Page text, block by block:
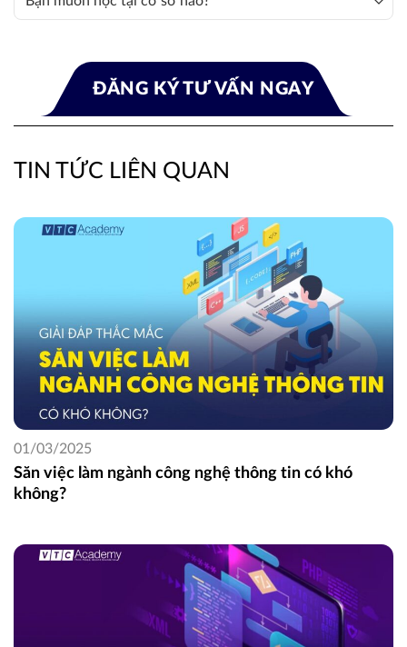
TIN TỨC LIÊN QUAN
Săn việc làm ngành công nghệ thông tin có khó
không?
01/03/2025